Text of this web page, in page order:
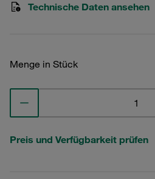
Technische Daten ansehen
Menge in Stück
Preis und Verfügbarkeit prüfen